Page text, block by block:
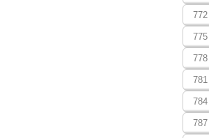
772
775
778
781
784
787